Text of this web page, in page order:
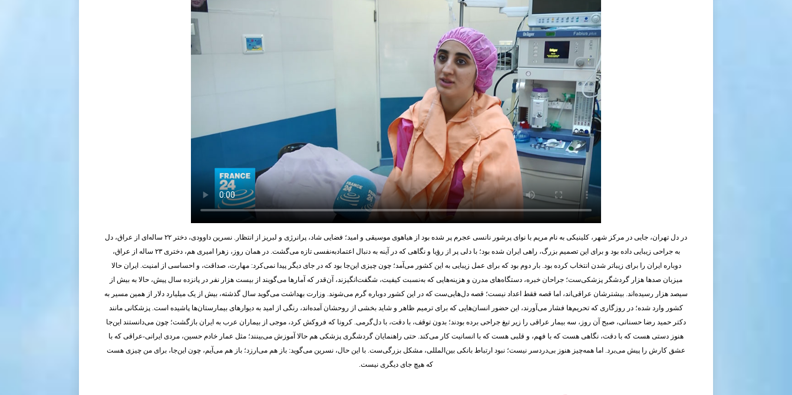
در دل تهران، جایی در مرکز شهر، کلینیکی به نام مریم با نوای پرشور نانسی عجرم پر شده بود از هیاهوی موسیقی و امید؛ فضایی شاد، پرانرژی و لبریز از انتظار. نسرین داوودی، دختر ۲۲ ساله‌ای از عراق، دل
به جراحی زیبایی داده بود و برای این تصمیم بزرگ، راهی ایران شده بود؛ با دلی پر از رؤیا و نگاهی که در آینه به دنبال اعتمادبه‌نفسی تازه می‌گشت. در همان روز، زهرا امیری هم، دختری ۲۳ ساله از عراق،
دوباره ایران را برای زیباتر شدن انتخاب کرده بود. بار دوم بود که برای عمل زیبایی به این کشور می‌آمد؛ چون چیزی این‌جا بود که در جای دیگر پیدا نمی‌کرد: مهارت، صداقت، و احساسی از امنیت. ایران حالا
میزبان صدها هزار گردشگر پزشکی‌ست؛ جراحان خبره، دستگاه‌های مدرن و هزینه‌هایی که به‌نسبت کیفیت، شگفت‌انگیزند، آن‌قدر که آمارها می‌گویند از بیست هزار نفر در پانزده سال پیش، حالا به بیش از
سیصد هزار رسیده‌اند. بیشترشان عراقی‌اند، اما قصه فقط اعداد نیست؛ قصه دل‌هایی‌ست که در این کشور دوباره گرم می‌شوند. وزارت بهداشت می‌گوید سال گذشته، بیش از یک میلیارد دلار از همین مسیر به
کشور وارد شده؛ در روزگاری که تحریم‌ها فشار می‌آورند، این حضور انسان‌هایی که برای ترمیم ظاهر و شاید بخشی از روحشان آمده‌اند، رنگی از امید به دیوارهای بیمارستان‌ها پاشیده است. پزشکانی مانند
دکتر حمید رضا حسنانی، صبح آن روز، سه بیمار عراقی را زیر تیغ جراحی برده بودند؛ بدون توقف، با دقت، با دل‌گرمی. کرونا که فروکش کرد، موجی از بیماران عرب به ایران بازگشت؛ چون می‌دانستند این‌جا
هنوز دستی هست که با دقت، نگاهی هست که با فهم، و قلبی هست که با انسانیت کار می‌کند. حتی راهنمایان گردشگری پزشکی هم حالا آموزش می‌بینند؛ مثل عمار خادم حسین، مردی ایرانی-عراقی که با
عشق کارش را پیش می‌برد. اما همه‌چیز هنوز بی‌دردسر نیست؛ نبود ارتباط بانکی بین‌المللی، مشکل بزرگی‌ست. با این حال، نسرین می‌گوید: باز هم می‌ارزد؛ باز هم می‌آیم، چون این‌جا، برای من چیزی هست
که هیچ جای دیگری نیست.